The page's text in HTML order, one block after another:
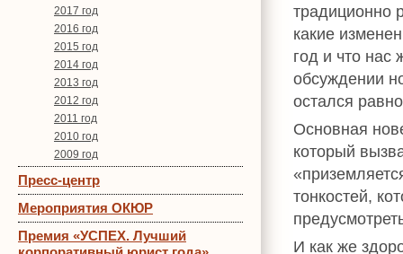
2017 год
2016 год
2015 год
2014 год
2013 год
2012 год
2011 год
2010 год
2009 год
Пресс-центр
Мероприятия ОКЮР
Премия «УСПЕХ. Лучший
традиционно
какие
год и что нас
обсуждении
остался
Основная
который
тонкостей,
И как же